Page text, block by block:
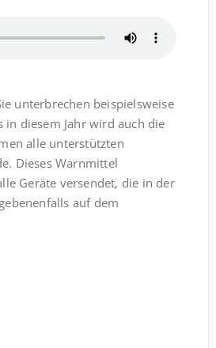
unter­brechen beispielsweise
in diesem Jahr wird auch die
alle unterstützten
Dieses Warnmittel
Geräte versendet, die in der
auf dem